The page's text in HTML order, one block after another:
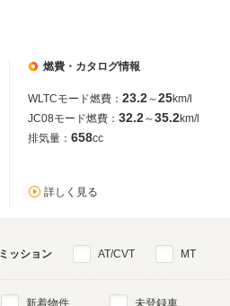
燃費・カタログ情報
WLTCモード燃費： 23.2～25km/l
JC08モード燃費： 32.2～35.2km/l
排気量： 658cc
詳しく見る
ミッション AT/CVT MT
新着物件 未登録車